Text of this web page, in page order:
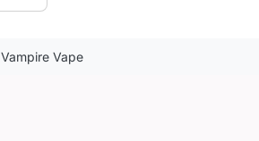
Vampire Vape